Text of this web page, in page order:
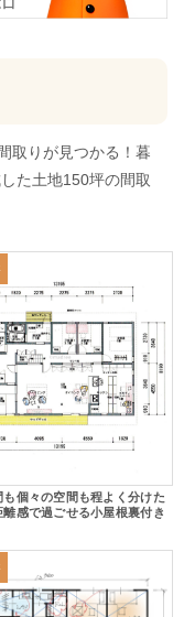
取りが見つかる！暮
た土地150坪の間取
も個々の空間も程よく分けた
離感で過ごせる小屋根裏付き